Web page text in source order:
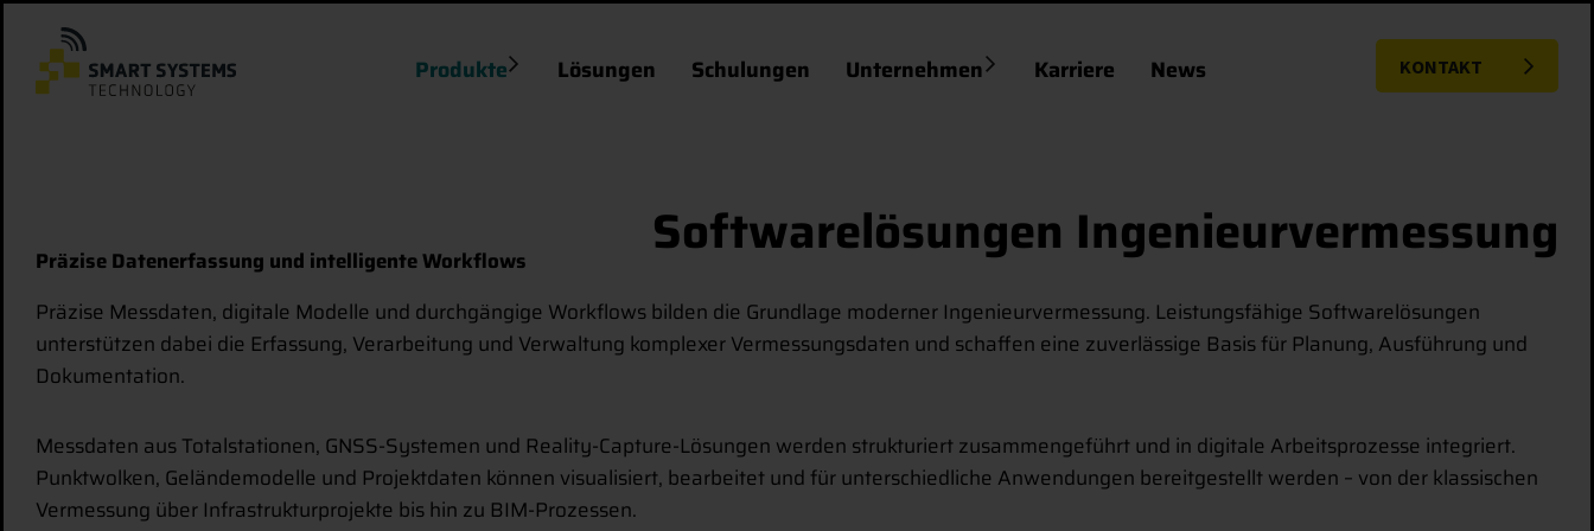
Produkte Lösungen Schulungen Unternehmen Karriere News KONTAKT
Präzise Datenerfassung und intelligente Workflows Softwarelösungen Ingenieurvermessung
Präzise Messdaten, digitale Modelle und durchgängige Workflows bilden die Grundlage moderner Ingenieurvermessung. Leistungsfähige Softwarelösungen
unterstützen dabei die Erfassung, Verarbeitung und Verwaltung komplexer Vermessungsdaten und schaffen eine zuverlässige Basis für Planung, Ausführung und
Dokumentation.
Messdaten aus Totalstationen, GNSS-Systemen und Reality-Capture-Lösungen werden strukturiert zusammengeführt und in digitale Arbeitsprozesse integriert.
Punktwolken, Geländemodelle und Projektdaten können visualisiert, bearbeitet und für unterschiedliche Anwendungen bereitgestellt werden – von der klassischen
Vermessung über Infrastrukturprojekte bis hin zu BIM-Prozessen.